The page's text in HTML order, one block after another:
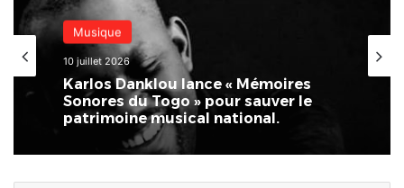
Musique
10 juillet 2026
Karlos Danklou lance « Mémoires
Sonores du Togo » pour sauver le
patrimoine musical national.